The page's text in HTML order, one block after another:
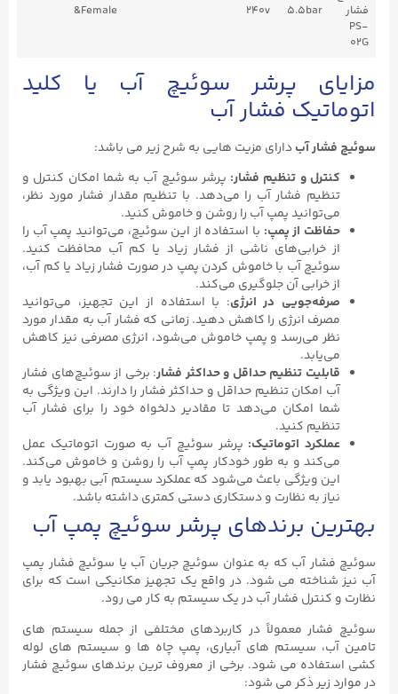
فشار
PS-
02G
5.5bar
240v
&Female
مزایای پرشر سوئیچ آب یا کلید
اتوماتیک فشار آب
سوئیچ فشار آبدارای مزیت هایی به شرح زیر می باشد:
کنترل و تنظیم فشار: پرشر سوئیچ آب به شما امکان کنترل و
تنظیم فشار آب را می‌دهد. با تنظیم مقدار فشار مورد نظر،
می‌توانید پمپ آب را روشن و خاموش کنید.
حفاظت از پمپ: با استفاده از این سوئیچ، می‌توانید پمپ آب را
از خرابی‌های ناشی از فشار زیاد یا کم آب محافظت کنید.
سوئیچ آب با خاموش کردن پمپ در صورت فشار زیاد یا کم آب،
از خرابی آن جلوگیری می‌کند.
صرفه‌جویی در انرژی: با استفاده از این تجهیز، می‌توانید
مصرف انرژی را کاهش دهید. زمانی که فشار آب به مقدار مورد
نظر می‌رسد و پمپ خاموش می‌شود، انرژی مصرفی نیز کاهش
می‌یابد.
قابلیت تنظیم حداقل و حداکثر فشار: برخی از سوئیچ‌های فشار
آب امکان تنظیم حداقل و حداکثر فشار را دارند. این ویژگی به
شما امکان می‌دهد تا مقادیر دلخواه خود را برای فشار آب
تنظیم کنید.
عملکرد اتوماتیک: پرشر سوئیچ آب به صورت اتوماتیک عمل
می‌کند و به طور خودکار پمپ آب را روشن و خاموش می‌کند.
این ویژگی باعث می‌شود که عملکرد سیستم آبی بهبود یابد و
نیاز به نظارت و دستکاری دستی کمتری داشته باشد.
بهترین برندهای پرشر سوئیچ پمپ آب
سوئیچ فشار آب که به عنوان سوئیچ جریان آب یا سوئیچ فشار پمپ
آب نیز شناخته می شود. در واقع یک تجهیز مکانیکی است که برای
نظارت و کنترل فشار آب در یک سیستم به کار می رود.
سوئیچ فشار معمولاً در کاربردهای مختلفی از جمله سیستم های
تامین آب، سیستم های آبیاری، پمپ چاه ها و سیستم های لوله
کشی استفاده می شود. برخی از معروف ترین برندهای سوئیچ فشار
در موارد زیر ذکر می شود: